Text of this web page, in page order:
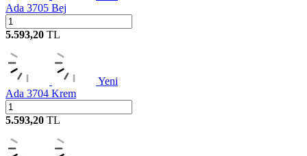
Ada 3705 Bej
5.593,20 TL
Yeni
Ada 3704 Krem
5.593,20 TL